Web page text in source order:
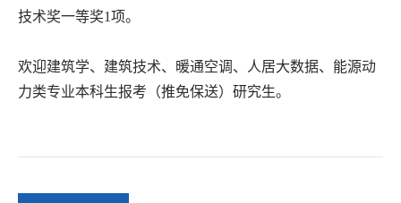
技术奖一等奖1项。
欢迎建筑学、建筑技术、暖通空调、人居大数据、能源动
力类专业本科生报考（推免保送）研究生。